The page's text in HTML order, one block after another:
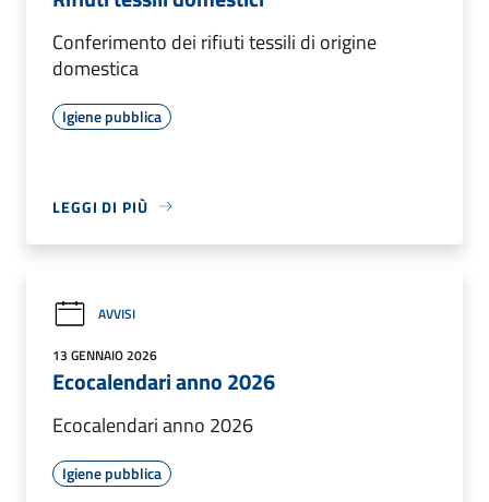
Conferimento dei rifiuti tessili di origine
domestica
Igiene pubblica
LEGGI DI PIÙ
AVVISI
13 GENNAIO 2026
Ecocalendari anno 2026
Ecocalendari anno 2026
Igiene pubblica